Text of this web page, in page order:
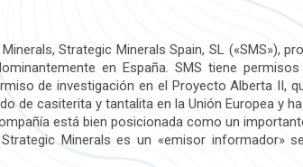
Strategic Minerals Spain, SL («SMS»),
en España. SMS tiene
de investigación en el Proyecto Alberta II,
de casiterita y tantalita en la Unión Europea y
está bien posicionada como un
Minerals es un «emisor informador»